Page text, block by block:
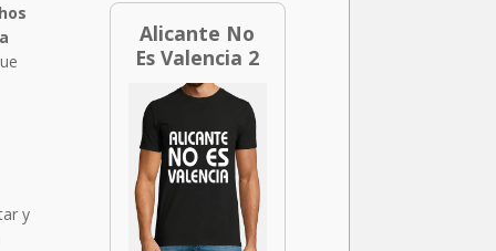
y
Alicante No
Es Valencia 2